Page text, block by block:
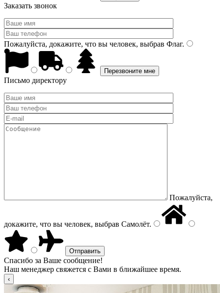
Заказать звонок
Пожалуйста, докажите, что вы человек, выбрав Флаг.
Письмо директору
Пожалуйста,
докажите, что вы человек, выбрав Самолёт.
Спасибо за Ваше сообщение!
Наш менеджер свяжется с Вами в ближайшее время.